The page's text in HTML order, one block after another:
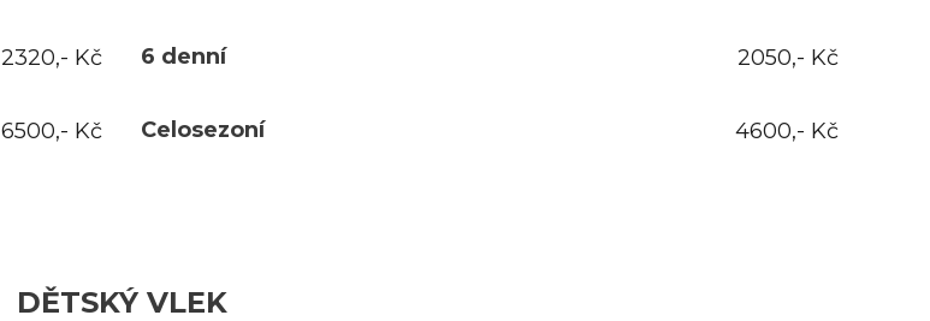
2320,- Kč
6500,- Kč
6 denní 2050,- Kč
Celosezoní 4600,- Kč
DĚTSKÝ VLEK